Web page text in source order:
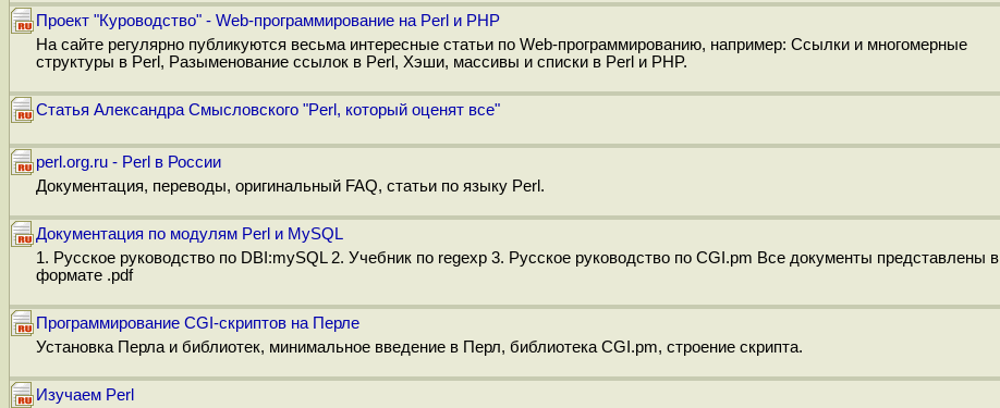
Проект "Куроводство" - Web-программирование на Perl и PHP
На сайте регулярно публикуются весьма интересные статьи по Web-программированию, например: Ссылки и многомерные
структуры в Perl, Разыменование ссылок в Perl, Хэши, массивы и списки в Perl и PHP.
Статья Александра Смысловского "Perl, который оценят все"
perl.org.ru - Perl в России
Документация, переводы, оригинальный FAQ, статьи по языку Perl.
Документация по модулям Perl и MySQL
1. Русское руководство по DBI:mySQL 2. Учебник по regexp 3. Русское руководство по CGI.pm Все документы представлены в
формате .pdf
Программирование CGI-скриптов на Перле
Установка Перла и библиотек, минимальное введение в Перл, библиотека CGI.pm, cтроение скрипта.
Изучаем Perl